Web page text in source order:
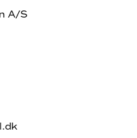
A/S